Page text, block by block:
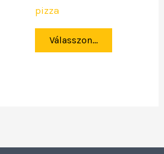
pizza
Válasszon...